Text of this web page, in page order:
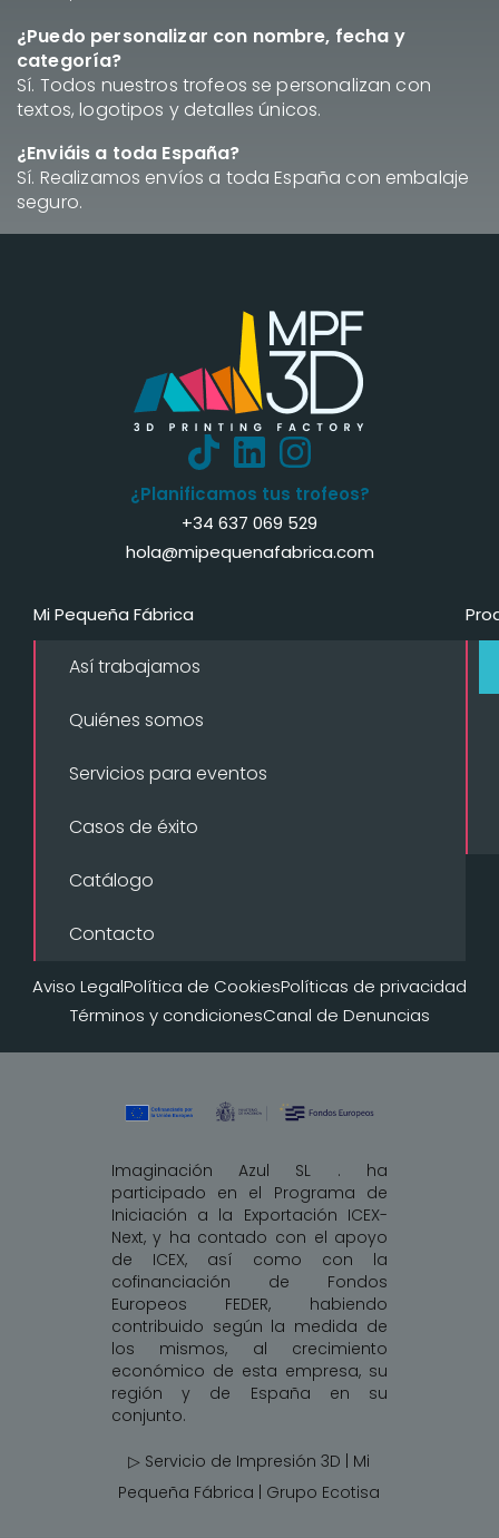
¿Puedo personalizar con nombre, fecha y
categoría?
Sí. Todos nuestros trofeos se personalizan con
textos, logotipos y detalles únicos.
¿Enviáis a toda España?
Sí. Realizamos envíos a toda España con embalaje
seguro.
¿Planificamos tus trofeos?
+34 637 069 529
hola@mipequenafabrica.com
Mi Pequeña Fábrica
Así trabajamos
Quiénes somos
Servicios para eventos
Casos de éxito
Catálogo
Contacto
Aviso LegalPolítica de CookiesPolíticas de privacidad
Términos y condicionesCanal de Denuncias
Imaginación Azul SL . ha
participado en el Programa de
Iniciación a la Exportación ICEX-
Next, y ha contado con el apoyo
de ICEX, así como con la
cofinanciación de Fondos
Europeos FEDER, habiendo
contribuido según la medida de
los mismos, al crecimiento
económico de esta empresa, su
región y de España en su
conjunto.
▷ Servicio de Impresión 3D | Mi
Pequeña Fábrica | Grupo Ecotisa